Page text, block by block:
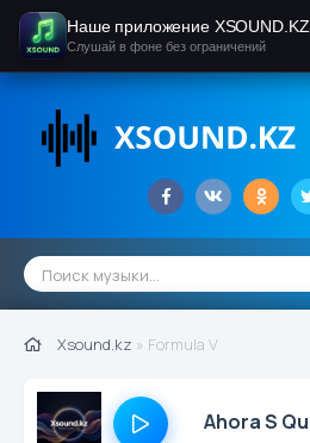
Xsound.kz » Formula V
Наше приложение XSOUND.KZ
Слушай в фоне без ограничений